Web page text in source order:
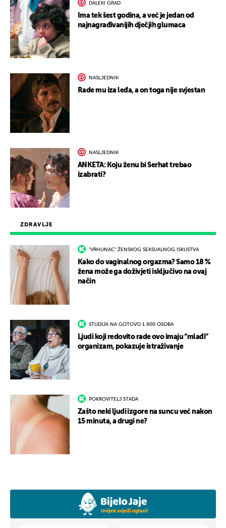
ZDRAVLJE
"VRHUNAC" ŽENSKOG SEKSUALNOG ISKUSTVA
Kako do vaginalnog orgazma? Samo 18 %
žena može ga doživjeti isključivo na ovaj
način
STUDIJA NA GOTOVO 1.900 OSOBA
Ljudi koji redovito rade ovo imaju “mlađi”
organizam, pokazuje istraživanje
POKROVITELJ STADA
Zašto neki ljudi izgore na suncu već nakon
15 minuta, a drugi ne?
DALEKI GRAD
Ima tek šest godina, a već je jedan od
najnagrađivanijih dječjih glumaca
NASLJEDNIK
Rade mu iza leđa, a on toga nije svjestan
NASLJEDNIK
ANKETA: Koju ženu bi Serhat trebao
izabrati?